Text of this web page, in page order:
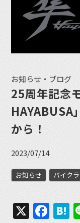
お知らせ・ブログ
25周年記念
HAYABUSA
から！
2023/07/14
お知らせ バイク
X